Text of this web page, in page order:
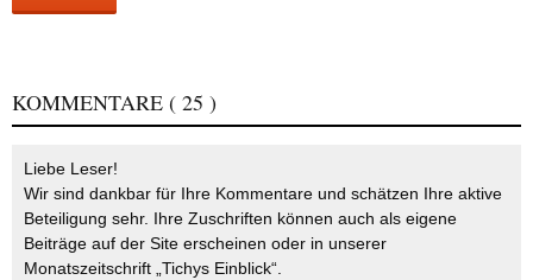
KOMMENTARE ( 25 )
Liebe Leser!
Wir sind dankbar für Ihre Kommentare und schätzen Ihre aktive
Beteiligung sehr. Ihre Zuschriften können auch als eigene
Beiträge auf der Site erscheinen oder in unserer
Monatszeitschrift „Tichys Einblick“.